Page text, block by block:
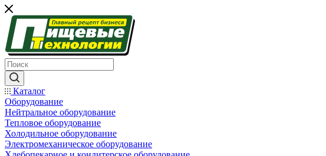
Каталог
Оборудование
Нейтральное оборудование
Тепловое оборудование
Холодильное оборудование
Электромеханическое оборудование